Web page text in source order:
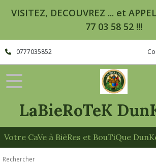
VISITEZ, DECOUVREZ ... et
77 03 58 52 !!!
0777035852
LaBieRoTeK